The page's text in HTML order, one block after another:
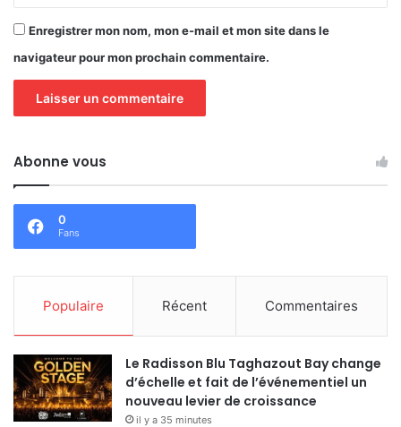
Enregistrer mon nom, mon e-mail et mon site dans le
navigateur pour mon prochain commentaire.
Abonne vous
0
Fans
Populaire Récent Commentaires
Le Radisson Blu Taghazout Bay change
d’échelle et fait de l’événementiel un
nouveau levier de croissance
il y a 35 minutes